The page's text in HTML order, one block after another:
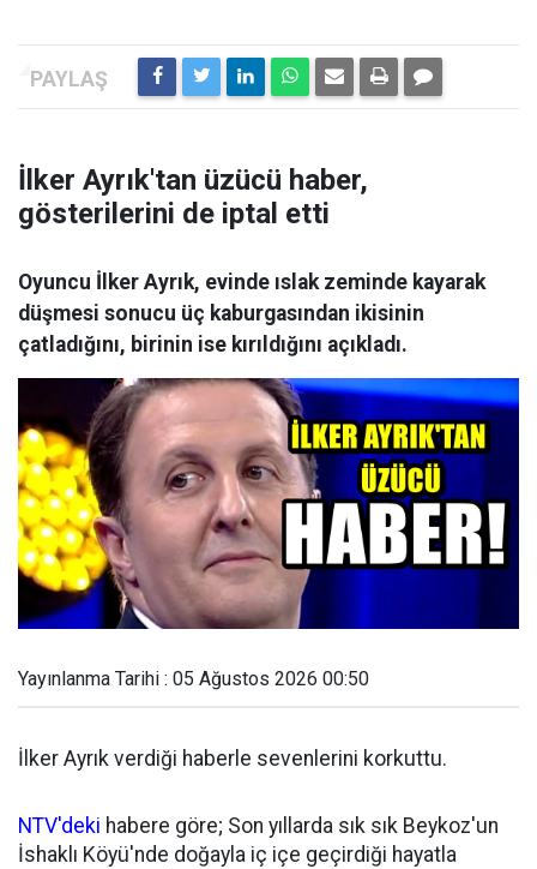
İlker Ayrık'tan üzücü haber,
gösterilerini de iptal etti
Oyuncu İlker Ayrık, evinde ıslak zeminde kayarak
düşmesi sonucu üç kaburgasından ikisinin
çatladığını, birinin ise kırıldığını açıkladı.
Yayınlanma Tarihi : 05 Ağustos 2026 00:50
İlker Ayrık verdiği haberle sevenlerini korkuttu.
NTV'deki habere göre; Son yıllarda sık sık Beykoz'un
İshaklı Köyü'nde doğayla iç içe geçirdiği hayatla